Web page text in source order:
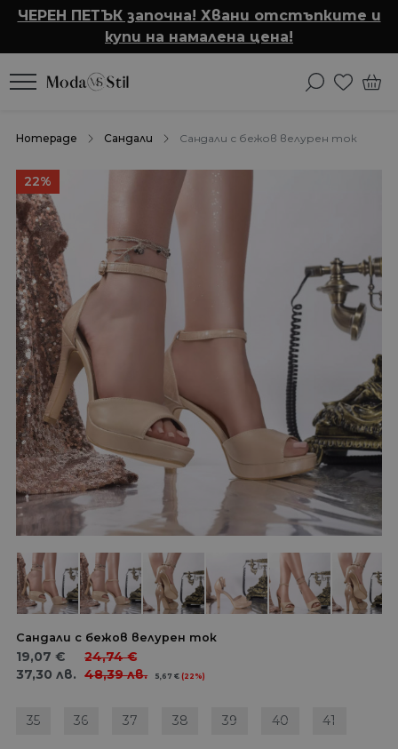
ЧЕРЕН ПЕТЪК започна! Хвани отстъпките и
купи на намалена цена!
Homepage Сандали Сандали с бежов велурен ток
22%
Сандали с бежов велурен ток
19,07 €
37,30 лв.
24,74€
48,39лв. 5,67€ (22%)
35 36 37 38 39 40 41